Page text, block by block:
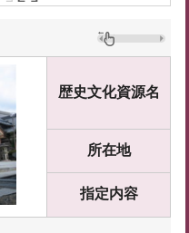
歴史文化資源名
所在地
指定内容